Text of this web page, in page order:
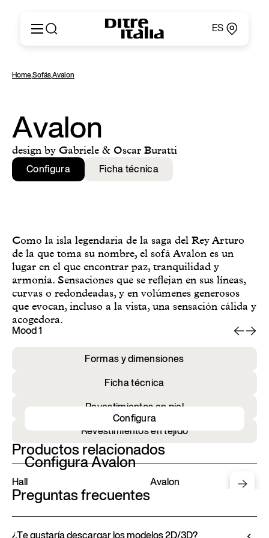
ES
Productos
Catálogos y Materiales
Ditre for Professionals
Puntos de Venta
News & Press
Área Reservada
English
Español
Русский
简体中文
Home,Sofás,Avalon
Avalon
design by Gabriele & Oscar Buratti
Configura Ficha técnica
Como la isla legendaria de la saga del Rey Arturo
de la que toma su nombre, el sofá Avalon es un
lugar en el que encontrar paz, tranquilidad y
armonía. Sensaciones que se reflejan en sus líneas,
curvas o redondeadas, y en volúmenes generosos
que evocan, incluso a la vista, una sensación cálida y
acogedora.
Mood 1
Formas y dimensiones
Ficha técnica
Revestimientos en piel
Revestimientos en tejido
Configura Avalon
Configura
Productos relacionados
Hall Avalon
Preguntas frecuentes
¿Te gustaría descargar los modelos 2D/3D?